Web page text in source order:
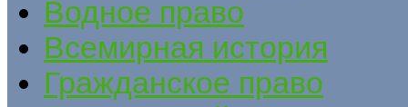
Водное право
Всемирная история
Гражданское право